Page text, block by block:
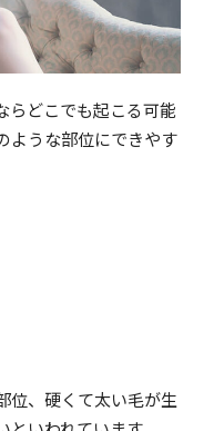
らどこでも起こる可能
ような部位にできやす
位、硬くて太い毛が生